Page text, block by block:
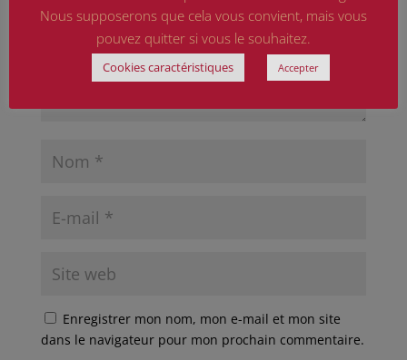
Enregistrer mon nom, mon e-mail et mon site
dans le navigateur pour mon prochain commentaire.
Nous supposerons que cela vous convient, mais vous
pouvez quitter si vous le souhaitez.
Cookies caractéristiques Accepter